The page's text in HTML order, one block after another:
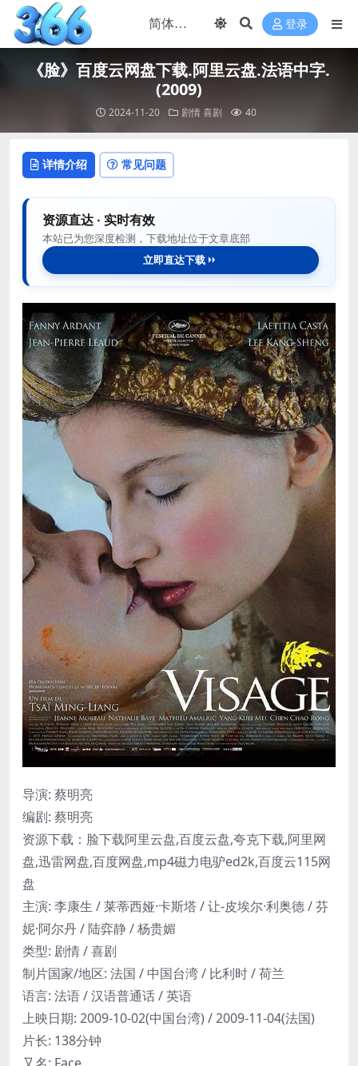
登录
《脸》百度云网盘下载.阿里云盘.法语中字.
(2009)
2024-11-20 剧情 喜剧 40
详情介绍 常见问题
资源直达 · 实时有效
本站已为您深度检测，下载地址位于文章底部
立即直达下载
导演: 蔡明亮
编剧: 蔡明亮
资源下载：脸下载阿里云盘,百度云盘,夸克下载,阿里网
盘,迅雷网盘,百度网盘,mp4磁力电驴ed2k,百度云115网
盘
主演: 李康生 / 莱蒂西娅·卡斯塔 / 让-皮埃尔·利奥德 / 芬
妮·阿尔丹 / 陆弈静 / 杨贵媚
类型: 剧情 / 喜剧
制片国家/地区: 法国 / 中国台湾 / 比利时 / 荷兰
语言: 法语 / 汉语普通话 / 英语
上映日期: 2009-10-02(中国台湾) / 2009-11-04(法国)
片长: 138分钟